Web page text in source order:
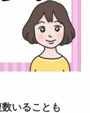
いることも